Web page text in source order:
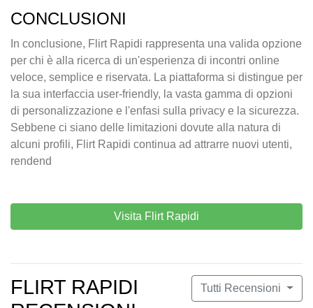
CONCLUSIONI
In conclusione, Flirt Rapidi rappresenta una valida opzione
per chi è alla ricerca di un'esperienza di incontri online
veloce, semplice e riservata. La piattaforma si distingue per
la sua interfaccia user-friendly, la vasta gamma di opzioni
di personalizzazione e l'enfasi sulla privacy e la sicurezza.
Sebbene ci siano delle limitazioni dovute alla natura di
alcuni profili, Flirt Rapidi continua ad attrarre nuovi utenti,
rendend
Visita Flirt Rapidi
Tutti Recensioni
FLIRT RAPIDI